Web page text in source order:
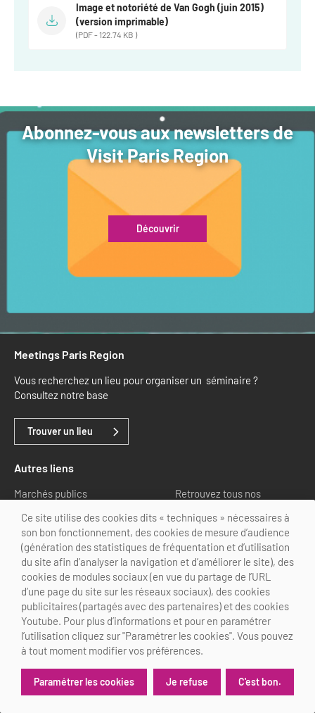
Image et notoriété de Van Gogh (juin 2015)
(version imprimable)
(PDF - 122.74 KB )
Abonnez-vous aux newsletters de
Visit Paris Region
Découvrir
Meetings Paris Region
Vous recherchez un lieu pour organiser un séminaire ?
Consultez notre base
Trouver un lieu
Autres liens
Marchés publics
Retrouvez tous nos
Nous suivre
@Choose Paris Region
Mentions légales
Crédits Personnalisation des cookies
Ce site utilise des cookies dits « techniques » nécessaires à
son bon fonctionnement, des cookies de mesure d’audience
(génération des statistiques de fréquentation et d’utilisation
du site afin d’analyser la navigation et d’améliorer le site), des
cookies de modules sociaux (en vue du partage de l’URL
d’une page du site sur les réseaux sociaux), des cookies
publicitaires (partagés avec des partenaires) et des cookies
Youtube. Pour plus d’informations et pour en paramétrer
l’utilisation cliquez sur "Paramétrer les cookies". Vous pouvez
à tout moment modifier vos préférences.
Paramétrer les cookies Je refuse C'est bon.